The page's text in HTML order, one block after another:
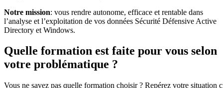
Notre mission: vous rendre autonome, efficace et rentable dans
l’analyse et l’exploitation de vos données Sécurité Défensive Active
Directory et Windows.
Quelle formation est faite pour vous selon
votre problématique ?
Vous ne savez pas quelle formation choisir ? Repérez votre situation